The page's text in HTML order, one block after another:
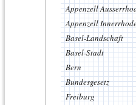
Appenzell
Appenzell
Basel-Landschaft
Basel-Stadt
Bern
Bundesgesetz
Freiburg